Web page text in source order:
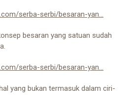
serba-serbi/besaran-yan...
besaran yang satuan sudah
serba-serbi/besaran-yan...
yang bukan termasuk dalam ciri-